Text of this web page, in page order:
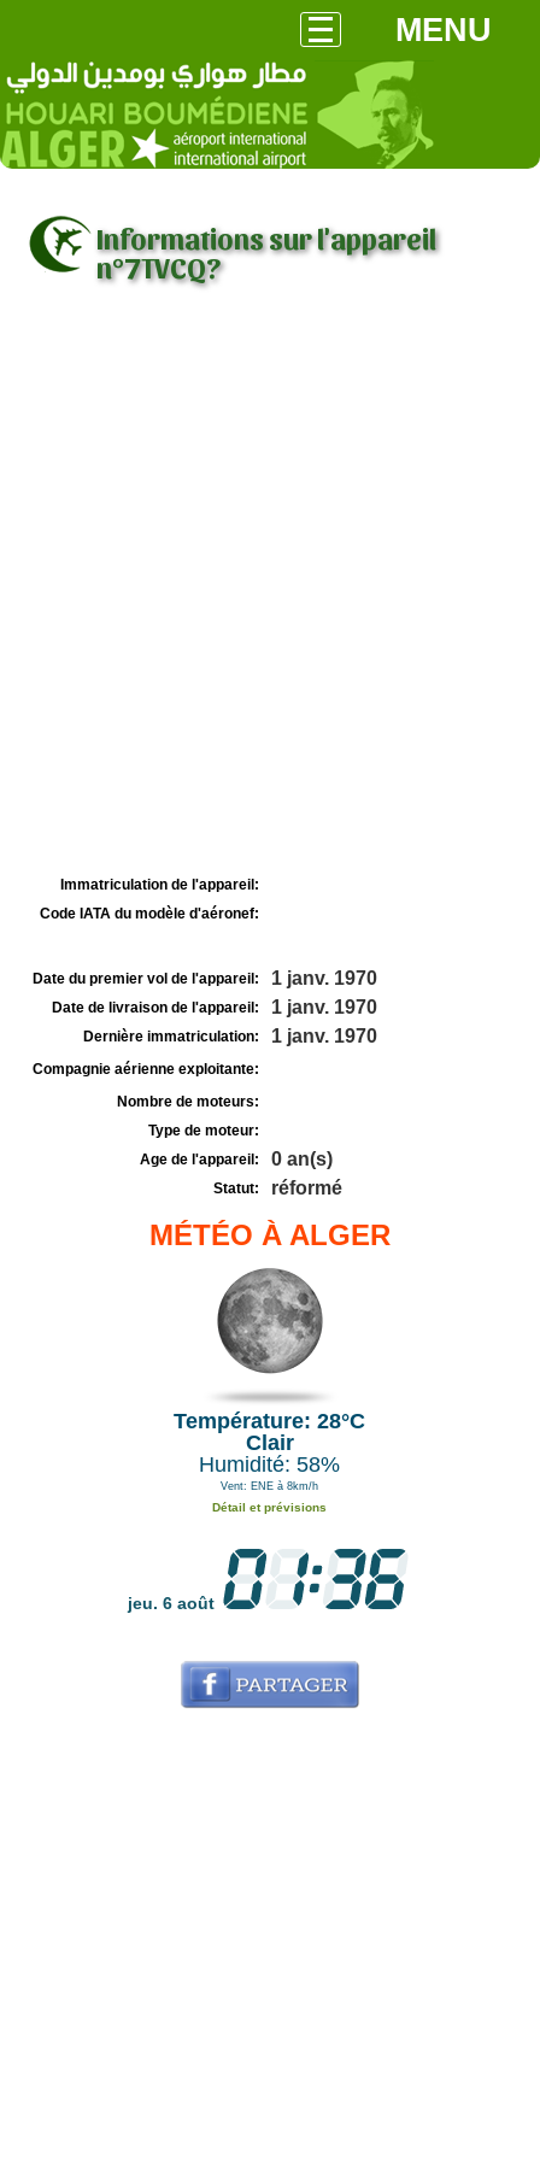
MENU
Informations sur l'appareil
n°7TVCQ?
Immatriculation de l'appareil:
Code IATA du modèle d'aéronef:
Date du premier vol de l'appareil: 1 janv. 1970
Date de livraison de l'appareil: 1 janv. 1970
Dernière immatriculation: 1 janv. 1970
Compagnie aérienne exploitante:
Nombre de moteurs:
Type de moteur:
Age de l'appareil:
0 an(s)
Statut: réformé
MÉTÉO À ALGER
Température: 28°C
Clair
Humidité: 58%
Vent: ENE à 8km/h
Détail et prévisions
jeu. 6 août